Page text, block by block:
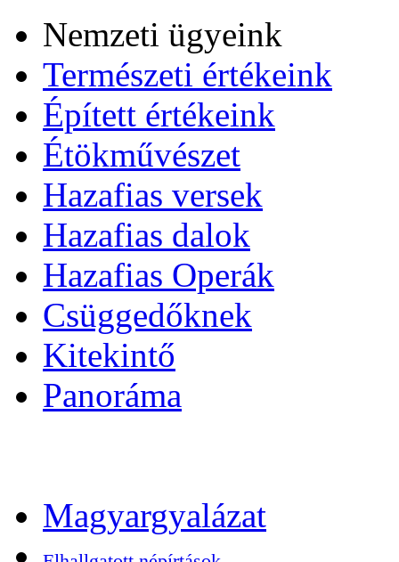
Nemzeti ügyeink
Természeti értékeink
Épített értékeink
Étökművészet
Hazafias versek
Hazafias dalok
Hazafias Operák
Csüggedőknek
Kitekintő
Panoráma
Magyargyalázat